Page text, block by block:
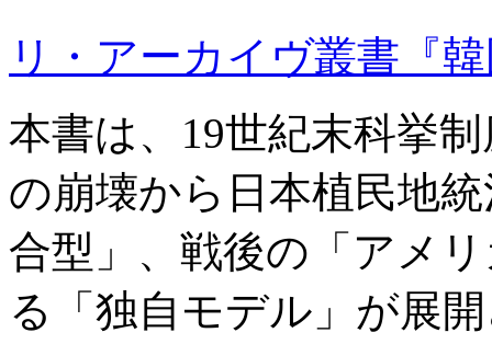
リ・アーカイヴ叢書『
本書は、19世紀末科挙
の崩壊から日本植民地
合型」、戦後の「アメ
る「独自モデル」が展